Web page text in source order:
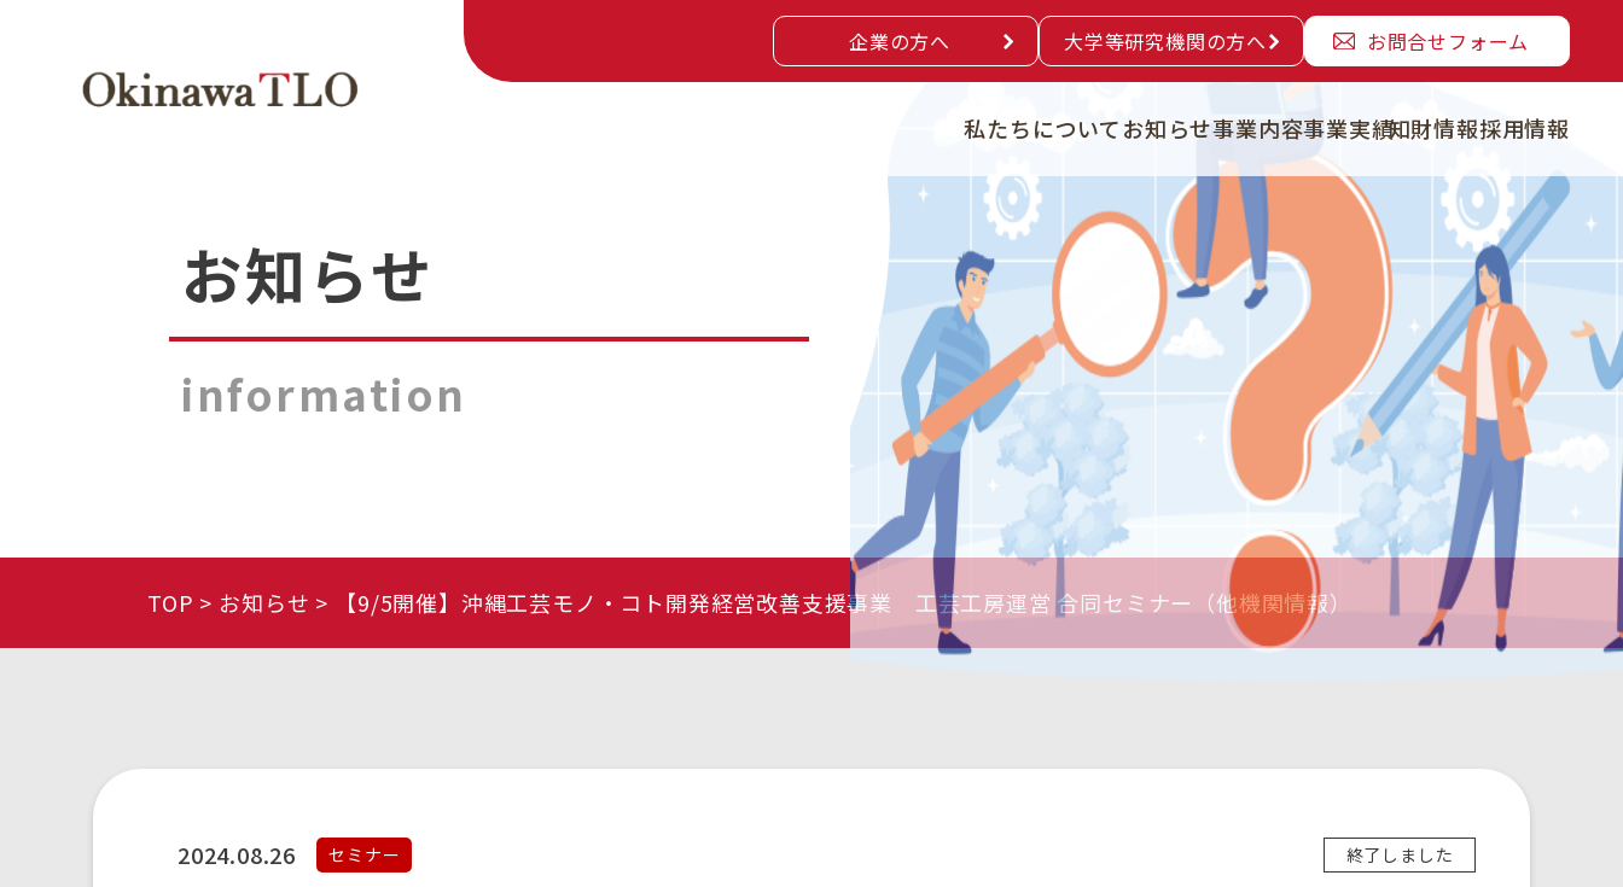
私たちについてお知らせ事業内容事業実績知財情報採用情報
企業の方へ 大学等研究機関の方へ お問合せフォーム
お知らせ
information
TOP お知らせ 【9/5開催】沖縄工芸モノ・コト開発経営改善支援事業 工芸工房運営 合同セミナー（他機関情報）
2024.08.26 セミナー 終了しました